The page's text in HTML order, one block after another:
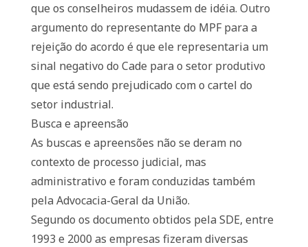
que os conselheiros mudassem de idéia. Outro
argumento do representante do MPF para a
rejeição do acordo é que ele representaria um
sinal negativo do Cade para o setor produtivo
que está sendo prejudicado com o cartel do
setor industrial.
Busca e apreensão
As buscas e apreensões não se deram no
contexto de processo judicial, mas
administrativo e foram conduzidas também
pela Advocacia-Geral da União.
Segundo os documento obtidos pela SDE, entre
1993 e 2000 as empresas fizeram diversas